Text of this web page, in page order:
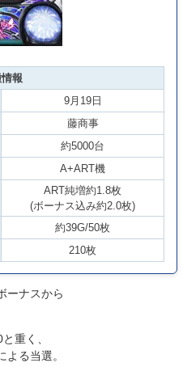
報
9月19日
藤商事
約5000台
A+ART機
ART純増約1.8枚
(ボーナス込み約2.0枚)
約39G/50枚
210枚
ーナスから
重く、
る当選。